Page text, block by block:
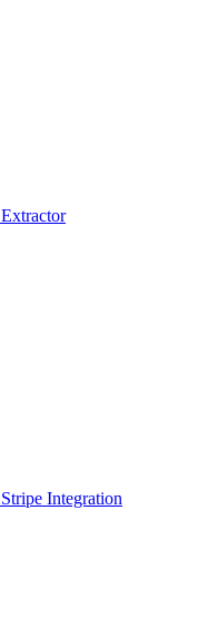
Extractor
Stripe Integration